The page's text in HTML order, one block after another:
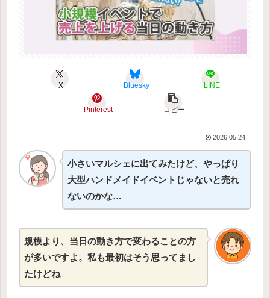
X Bluesky LINE
Pinterest コピー
2026.05.24
小さいマルシェに出てみたけど、やっぱり
大型ハンドメイドイベントじゃないと売れ
ないのかな…
規模より、当日の動き方で変わることの方
が多いですよ。私も最初はそう思ってまし
たけどね